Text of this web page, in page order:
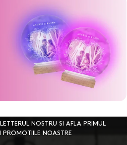
NOSTRU SI AFLA PRIMUL
PROMOTIILE NOASTRE